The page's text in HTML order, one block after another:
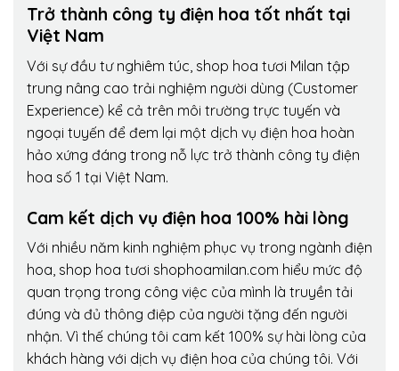
Trở thành công ty điện hoa tốt nhất tại
Việt Nam
Với sự đầu tư nghiêm túc, shop hoa tươi Milan tập
trung nâng cao trải nghiệm người dùng (Customer
Experience) kể cả trên môi trường trực tuyến và
ngoại tuyến để đem lại một dịch vụ điện hoa hoàn
hảo xứng đáng trong nỗ lực trở thành công ty điện
hoa số 1 tại Việt Nam.
Cam kết dịch vụ điện hoa 100% hài lòng
Với nhiều năm kinh nghiệm phục vụ trong ngành điện
hoa, shop hoa tươi shophoamilan.com hiểu mức độ
quan trọng trong công việc của mình là truyền tải
đúng và đủ thông điệp của người tặng đến người
nhận. Vì thế chúng tôi cam kết 100% sự hài lòng của
khách hàng với dịch vụ điện hoa của chúng tôi. Với